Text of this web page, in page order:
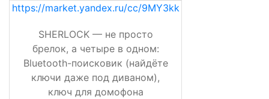
https://market.yandex.ru/cc/9MY3kk
SHERLOCK — не просто
брелок, а четыре в одном:
Bluetooth-поисковик (найдёте
ключи даже под диваном),
ключ для домофона